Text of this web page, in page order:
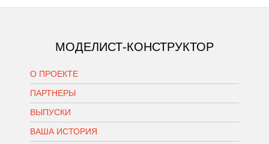
МОДЕЛИСТ-КОНСТРУКТОР
О ПРОЕКТЕ
ПАРТНЕРЫ
ВЫПУСКИ
ВАША ИСТОРИЯ